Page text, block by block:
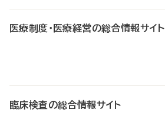
医療制度・医療経営の総合情報サイト
臨床検査の総合情報サイト